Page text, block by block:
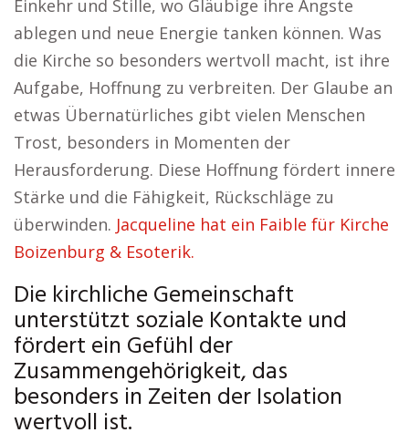
Einkehr und Stille, wo Gläubige ihre Ängste
ablegen und neue Energie tanken können. Was
die Kirche so besonders wertvoll macht, ist ihre
Aufgabe, Hoffnung zu verbreiten. Der Glaube an
etwas Übernatürliches gibt vielen Menschen
Trost, besonders in Momenten der
Herausforderung. Diese Hoffnung fördert innere
Stärke und die Fähigkeit, Rückschläge zu
überwinden. Jacqueline hat ein Faible für Kirche
Boizenburg & Esoterik.
Die kirchliche Gemeinschaft
unterstützt soziale Kontakte und
fördert ein Gefühl der
Zusammengehörigkeit, das
besonders in Zeiten der Isolation
wertvoll ist.